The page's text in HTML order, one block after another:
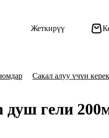
Жеткирүү
Сакал алуу үчүн
гели